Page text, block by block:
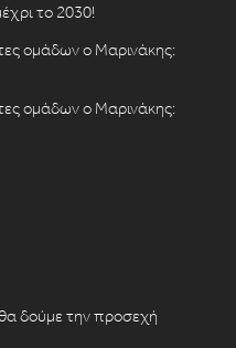
το 2030!
ομάδων ο Μαρινάκης:
ομάδων ο Μαρινάκης:
δούμε την προσεχή